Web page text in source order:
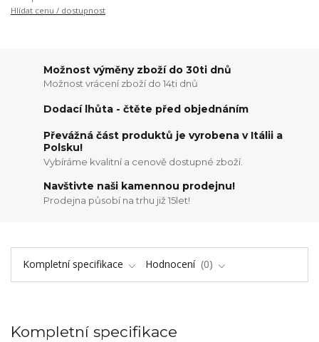
Hlídat cenu / dostupnost
Možnost výměny zboží do 30ti dnů
Možnost vrácení zboží do 14ti dnů
Dodací lhůta - čtěte před objednáním
Převážná část produktů je vyrobena v Itálii a
Polsku!
Vybíráme kvalitní a cenově dostupné zboží.
Navštivte naši kamennou prodejnu!
Prodejna působí na trhu již 15let!
Kompletní specifikace Hodnocení 0
Kompletní specifikace